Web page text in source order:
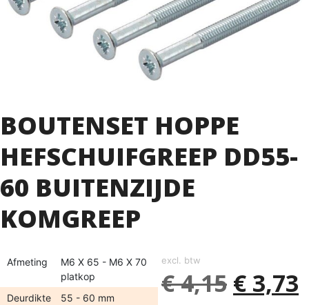
BOUTENSET HOPPE
HEFSCHUIFGREEP DD55-
60 BUITENZIJDE
KOMGREEP
Afmeting
M6 X 65 - M6 X 70
platkop
Deurdikte
55 - 60 mm
excl. btw
€4,15 € 3,73